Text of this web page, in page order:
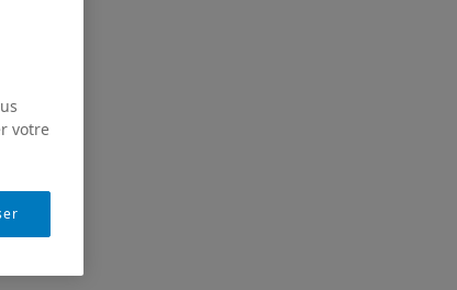
votre